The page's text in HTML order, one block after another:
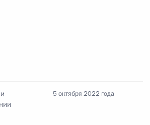
в составе РФ
5 октября 2022 года